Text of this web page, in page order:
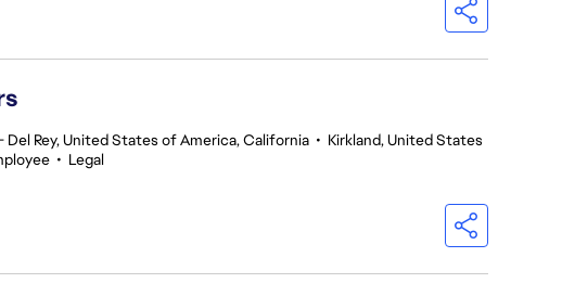
Del Rey, United States of America, California • Kirkland, United States
• Legal